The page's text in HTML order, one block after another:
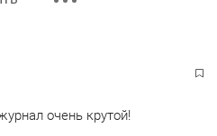
очень крутой!